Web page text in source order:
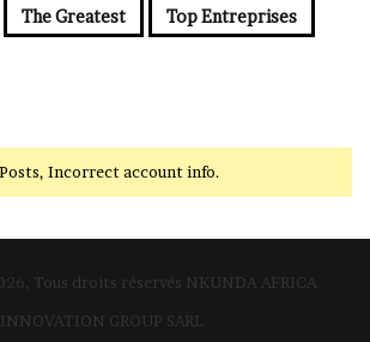
The Greatest Top Entreprises
Incorrect account info.
Tous droits réservés NKUNDA AFRICA
INNOVATION GROUP SARL